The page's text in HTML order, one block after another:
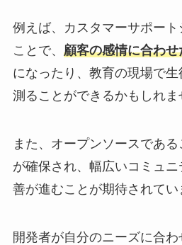
例えば、カスタマーサポー
ことで、 顧客の感情に合わ
になったり、教育の現場で
測ることができるかもしれま
また、オープンソースであ
が確保され、幅広いコミュ
善が進むことが期待されてい
開発者が自分のニーズに合